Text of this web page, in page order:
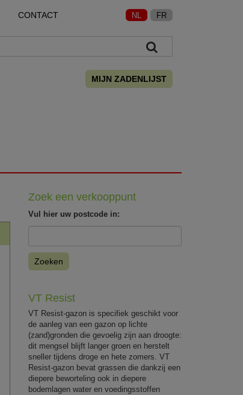
CONTACT NL FR
MIJN ZADENLIJST
Zoek een verkooppunt
Vul hier uw postcode in:
Zoeken
VT Resist
VT Resist-gazon is specifiek geschikt voor
de aanleg van een gazon op lichte
(zand)gronden die gevoelig zijn aan droogte:
dit mengsel blijft langer groen en herstelt
sneller tijdens droge en hete zomers. VT
Resist-gazon bevat grassen die dankzij een
diepere beworteling ook in diepere
bodemlagen water en voedingsstoffen